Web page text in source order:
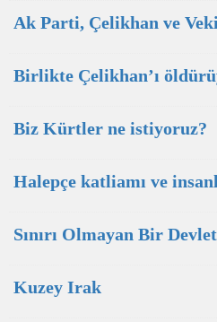
Ak Parti, Çelikhan ve
Birlikte Çelikhan’ı
Biz Kürtler ne istiyoruz?
Halepçe katliamı ve
Sınırı Olmayan Bir Devlet
Kuzey Irak